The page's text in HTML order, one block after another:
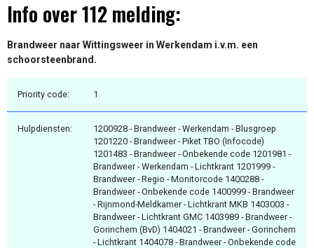
Info over 112 melding:
Brandweer naar Wittingsweer in Werkendam i.v.m. een
schoorsteenbrand.
Priority code: 1
Hulpdiensten:
1200928 - Brandweer - Werkendam - Blusgroep
1201220 - Brandweer - Piket TBO (Infocode)
1201483 - Brandweer - Onbekende code 1201981 -
Brandweer - Werkendam - Lichtkrant 1201999 -
Brandweer - Regio - Monitorcode 1400288 -
Brandweer - Onbekende code 1400999 - Brandweer
- Rijnmond-Meldkamer - Lichtkrant MKB 1403003 -
Brandweer - Lichtkrant GMC 1403989 - Brandweer -
Gorinchem (BvD) 1404021 - Brandweer - Gorinchem
- Lichtkrant 1404078 - Brandweer - Onbekende code